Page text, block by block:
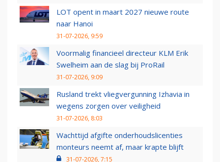
LOT opent in maart 2027 nieuwe route
naar Hanoi
31-07-2026, 9:59
Voormalig financieel directeur KLM Erik
Swelheim aan de slag bij ProRail
31-07-2026, 9:09
Rusland trekt vliegvergunning Izhavia in
wegens zorgen over veiligheid
31-07-2026, 8:03
Wachttijd afgifte onderhoudslicenties
monteurs neemt af, maar krapte blijft
31-07-2026, 7:15